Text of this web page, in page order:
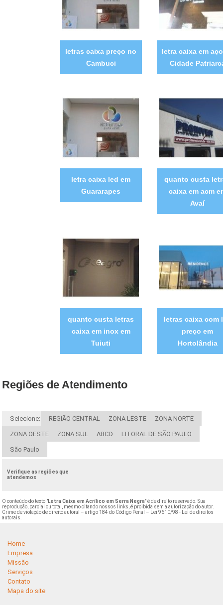
letras caixa preço no
Cambuci
letra caixa em
Cidade
letra caixa led em
Guararapes
quanto custa
caixa em acm
Avaí
quanto custa letras
caixa em inox em
Tuiuti
letras caixa com
preço em
Hortolândia
Regiões de Atendimento
Selecione: REGIÃO CENTRAL ZONA LESTE ZONA NORTE
ZONA OESTE ZONA SUL ABCD LITORAL DE SÃO PAULO
São Paulo
Verifique as regiões que
atendemos
O conteúdo do texto "Letra Caixa em Acrílico em Serra Negra" é de direito reservado. Sua
reprodução, parcial ou total, mesmo citando nossos links, é proibida sem a autorização do autor.
Crime de violação de direito autoral – artigo 184 do Código Penal – Lei 9610/98 - Lei de direitos
autorais.
Home
Empresa
Missão
Serviços
Contato
Mapa do site